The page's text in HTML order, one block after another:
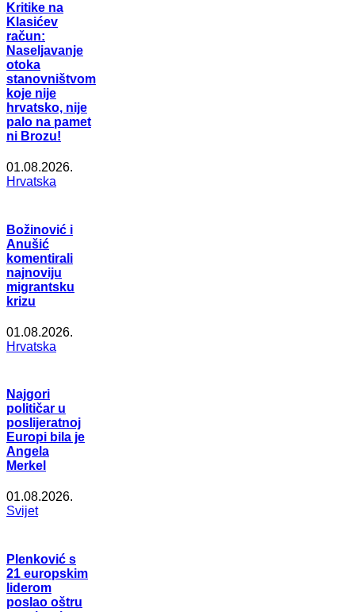
Kritike na
Klasićev
račun:
Naseljavanje
otoka
stanovništvom
koje nije
hrvatsko, nije
palo na pamet
ni Brozu!
01.08.2026.
Hrvatska
Božinović i
Anušić
komentirali
najnoviju
migrantsku
krizu
01.08.2026.
Hrvatska
Najgori
političar u
poslijeratnoj
Europi bila je
Angela
Merkel
01.08.2026.
Svijet
Plenković s
21 europskim
liderom
poslao oštru